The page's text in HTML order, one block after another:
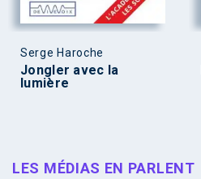
Serge Haroche
Jongler avec la
lumière
LES MÉDIAS EN PARLENT